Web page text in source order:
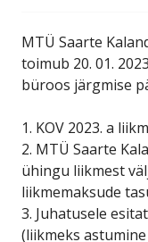
MTÜ Saarte
toimub 20. 01.
büroos järgmise
1. KOV 2023. a
2. MTÜ Saarte
ühingu liikmest
liikmemaksude
3. Juhatusele
(liikmeks